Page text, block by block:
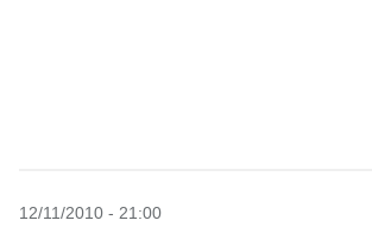
12/11/2010 - 21:00